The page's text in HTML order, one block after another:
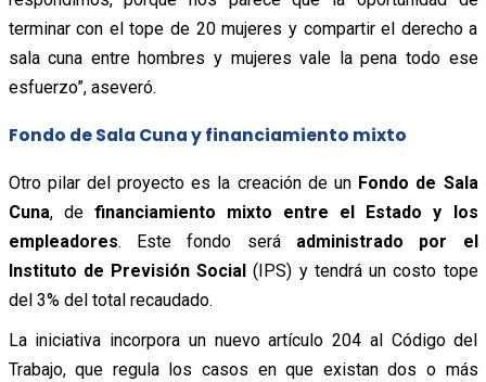
terminar con el tope de 20 mujeres y compartir el derecho a
sala cuna entre hombres y mujeres vale la pena todo ese
esfuerzo”, aseveró.
Fondo de Sala Cuna y financiamiento mixto
Otro pilar del proyecto es la creación de un Fondo de Sala
Cuna, de financiamiento mixto entre el Estado y los
empleadores. Este fondo será administrado por el
Instituto de Previsión Social (IPS) y tendrá un costo tope
del 3% del total recaudado.
La iniciativa incorpora un nuevo artículo 204 al Código del
Trabajo, que regula los casos en que existan dos o más